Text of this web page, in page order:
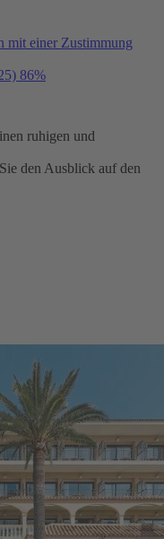
mit einer Zustimmung
86%
ruhigen und
den Ausblick auf den